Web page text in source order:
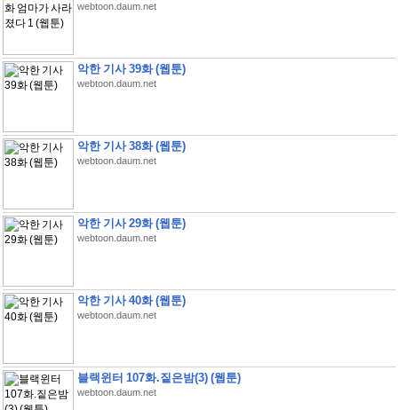
webtoon.daum.net
악한 기사 39화 (웹툰)
webtoon.daum.net
악한 기사 38화 (웹툰)
webtoon.daum.net
악한 기사 29화 (웹툰)
webtoon.daum.net
악한 기사 40화 (웹툰)
webtoon.daum.net
블랙윈터 107화.짙은밤(3) (웹툰)
webtoon.daum.net